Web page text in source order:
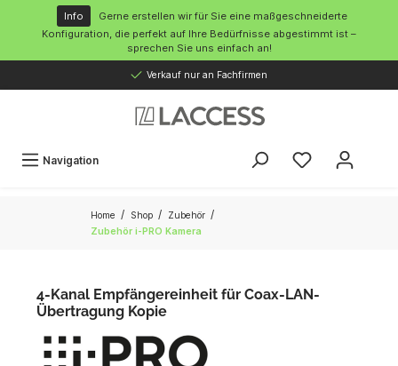
springen
Info
Gerne erstellen wir für Sie eine maßgeschneiderte
Konfiguration, die perfekt auf Ihre Bedürfnisse abgestimmt ist –
sprechen Sie uns einfach an!
Verkauf nur an Fachfirmen
Navigation
Home / Shop / Zubehör /
Zubehör i-PRO Kamera
4-Kanal Empfängereinheit für Coax-LAN-
Übertragung Kopie